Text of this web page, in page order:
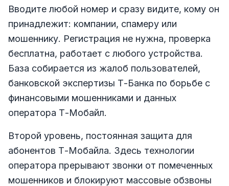
Вводите любой номер и сразу видите, кому он
принадлежит: компании, спамеру или
мошеннику. Регистрация не нужна, проверка
бесплатна, работает с любого устройства.
База собирается из жалоб пользователей,
банковской экспертизы Т-Банка по борьбе с
финансовыми мошенниками и данных
оператора Т-Мобайл.
Второй уровень, постоянная защита для
абонентов Т-Мобайла. Здесь технологии
оператора прерывают звонки от помеченных
мошенников и блокируют массовые обзвоны